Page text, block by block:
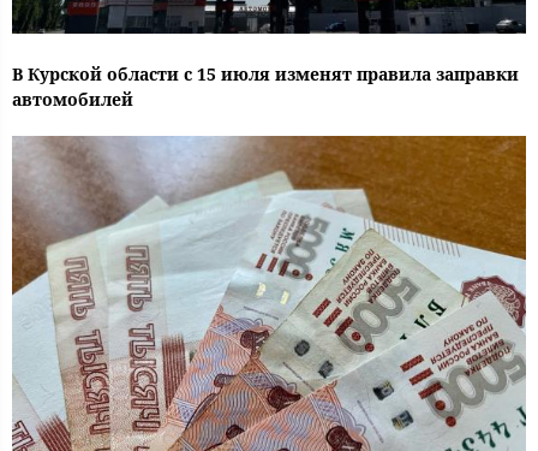
В Курской области с 15 июля изменят правила заправки
автомобилей